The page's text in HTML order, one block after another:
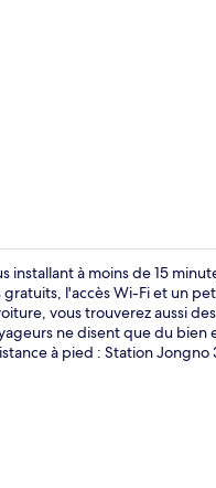
à moins de 15
l'accès Wi-Fi et un
vous trouverez aussi
ne disent que du bien
à pied : Station Jongno